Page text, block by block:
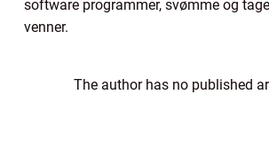
software programmer, svømme og
venner.
The author has no published